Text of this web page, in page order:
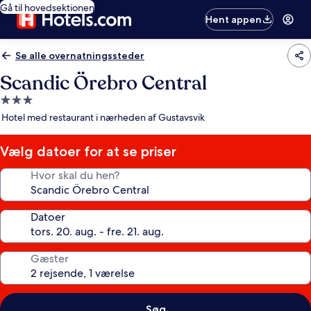
Gå til hovedsektionen
Hent appen
Se alle overnatningssteder
Scandic Örebro Central
3.0-
stjernet
Hotel med restaurant i nærheden af Gustavsvik
Vælg datoer for at se priser
Hvor skal du hen?
Datoer
Gæster